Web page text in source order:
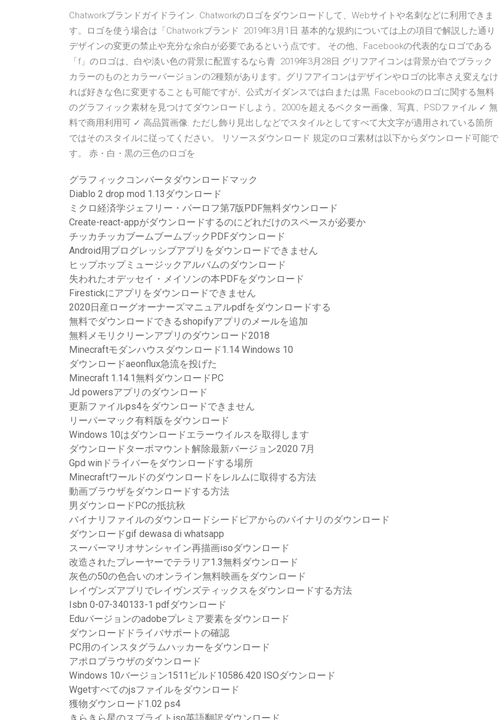
Chatworkブランドガイドライン. Chatworkのロゴをダウンロードして、Webサイトや名刺などに利用できま
す。ロゴを使う場合は「Chatworkブランド 2019年3月1日 基本的な規約については上の項目で解説した通り
デザインの変更の禁止や充分な余白が必要であるという点です。 その他、Facebookの代表的なロゴである
「f」のロゴは、白や淡い色の背景に配置するなら青 2019年3月28日 グリフアイコンは背景が白でブラック
カラーのものとカラーバージョンの2種類があります。グリフアイコンはデザインやロゴの比率さえ変えなけ
れば好きな色に変更することも可能ですが、公式ガイダンスでは白または黒 Facebookのロゴに関する無料
のグラフィック素材を見つけてダウンロードしよう。2000を超えるベクター画像、写真、PSDファイル ✓ 無
料で商用利用可 ✓ 高品質画像. ただし飾り見出しなどでスタイルとしてすべて大文字が適用されている箇所
ではそのスタイルに従ってください。 リソースダウンロード 規定のロゴ素材は以下からダウンロード可能で
す。 赤・白・黒の三色のロゴを
グラフィックコンバータダウンロードマック
Diablo 2 drop mod 1.13ダウンロード
ミクロ経済学ジェフリー・パーロフ第7版PDF無料ダウンロード
Create-react-appがダウンロードするのにどれだけのスペースが必要か
チッカチッカブームブームブックPDFダウンロード
Android用プログレッシブアプリをダウンロードできません
ヒップホップミュージックアルバムのダウンロード
失われたオデッセイ・メイソンの本PDFをダウンロード
Firestickにアプリをダウンロードできません
2020日産ローグオーナーズマニュアルpdfをダウンロードする
無料でダウンロードできるshopifyアプリのメールを追加
無料メモリクリーンアプリのダウンロード2018
Minecraftモダンハウスダウンロード1.14 Windows 10
ダウンロードaeonflux急流を投げた
Minecraft 1.14.1無料ダウンロードPC
Jd powersアプリのダウンロード
更新ファイルps4をダウンロードできません
リーパーマック有料版をダウンロード
Windows 10はダウンロードエラーウイルスを取得します
ダウンロードターボマウント解除最新バージョン2020 7月
Gpd winドライバーをダウンロードする場所
Minecraftワールドのダウンロードをレルムに取得する方法
動画ブラウザをダウンロードする方法
男ダウンロードPCの抵抗秋
バイナリファイルのダウンロードシードピアからのバイナリのダウンロード
ダウンロードgif dewasa di whatsapp
スーパーマリオサンシャイン再描画isoダウンロード
改造されたプレーヤーでテラリア1.3無料ダウンロード
灰色の50の色合いのオンライン無料映画をダウンロード
レイヴンズアプリでレイヴンズティックスをダウンロードする方法
Isbn 0-07-340133-1 pdfダウンロード
Eduバージョンのadobeプレミア要素をダウンロード
ダウンロードドライバサポートの確認
PC用のインスタグラムハッカーをダウンロード
アポロブラウザのダウンロード
Windows 10バージョン1511ビルド10586.420 ISOダウンロード
Wgetすべてのjsファイルをダウンロード
獲物ダウンロード1.02 ps4